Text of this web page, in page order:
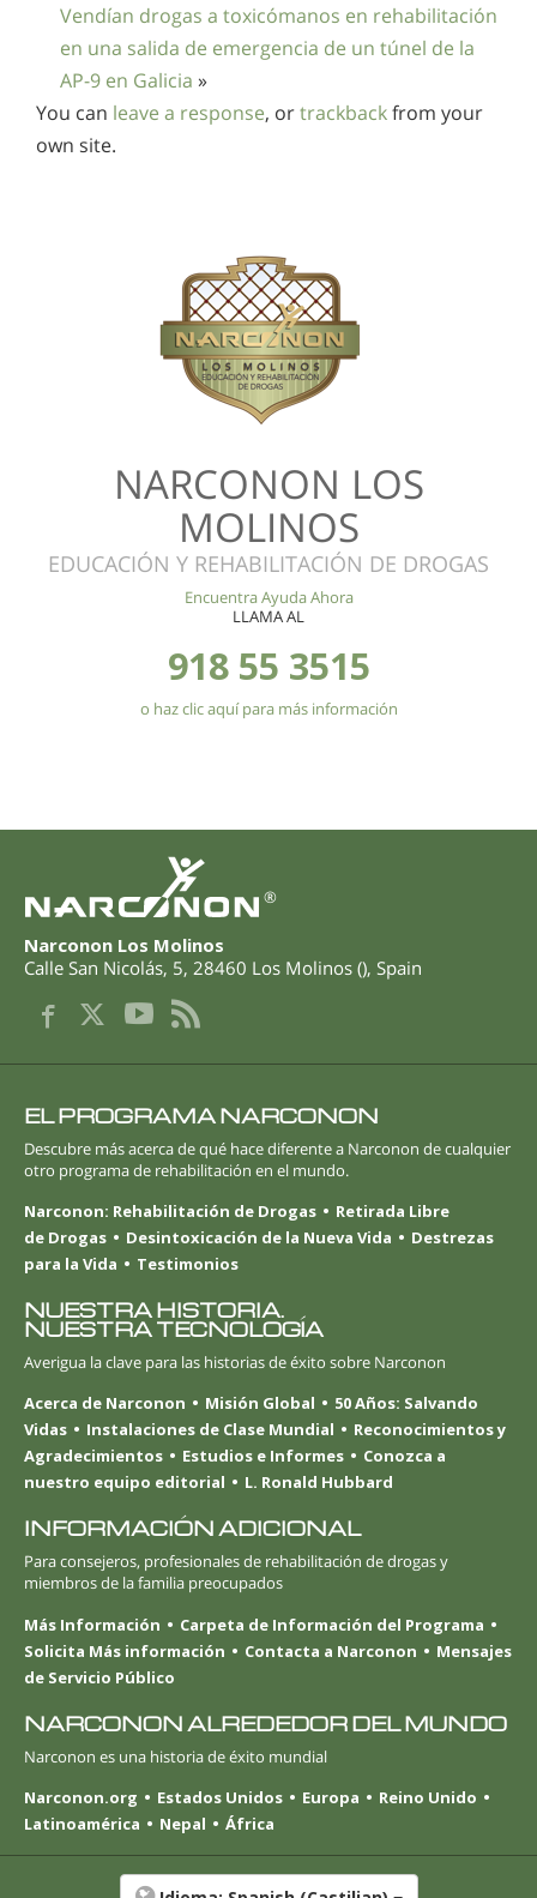
Vendían drogas a toxicómanos en rehabilitación
en una salida de emergencia de un túnel de la
AP-9 en Galicia »
You can leave a response, ortrackbackfrom your
own site.
NARCONON LOS
MOLINOS
EDUCACIÓN Y REHABILITACIÓN DE DROGAS
Encuentra Ayuda Ahora
LLAMA AL
918 55 3515
o haz clic aquí para más información
®
Narconon Los Molinos
Calle San Nicolás, 5, 28460 Los Molinos (), Spain
EL PROGRAMA NARCONON
Descubre más acerca de qué hace diferente a Narconon de cualquier
otro programa de rehabilitación en el mundo.
Narconon: Rehabilitación de Drogas
Retirada Libre
de Drogas
Desintoxicación de la Nueva Vida
Destrezas
para la Vida
Testimonios
NUESTRA HISTORIA.
NUESTRA TECNOLOGÍA
Averigua la clave para las historias de éxito sobre Narconon
Acerca de Narconon
Misión Global
50 Años: Salvando
Vidas
Instalaciones de Clase Mundial
Reconocimientos y
Agradecimientos
Estudios e Informes
Conozca a
nuestro equipo editorial
L. Ronald Hubbard
INFORMACIÓN ADICIONAL
Para consejeros, profesionales de rehabilitación de drogas y
miembros de la familia preocupados
Más Información
Carpeta de Información del Programa
Solicita Más información
Contacta a Narconon
Mensajes
de Servicio Público
NARCONON ALREDEDOR DEL MUNDO
Narconon es una historia de éxito mundial
Narconon.org
Estados Unidos Europa
Reino Unido
Latinoamérica
Nepal África